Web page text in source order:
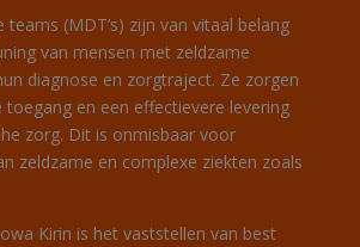
teams (MDT’s) zijn van vitaal belang
van mensen met zeldzame
diagnose en zorgtraject. Ze zorgen
en een effectievere levering
zorg. Dit is onmisbaar voor
zeldzame en complexe ziekten zoals
Kirin is het vaststellen van best